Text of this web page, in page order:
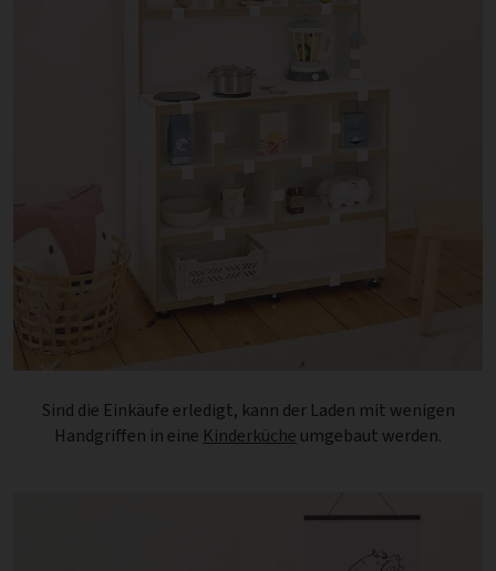
Sind die Einkäufe erledigt, kann der Laden mit wenigen
Handgriffen in eine Kinderküche umgebaut werden.